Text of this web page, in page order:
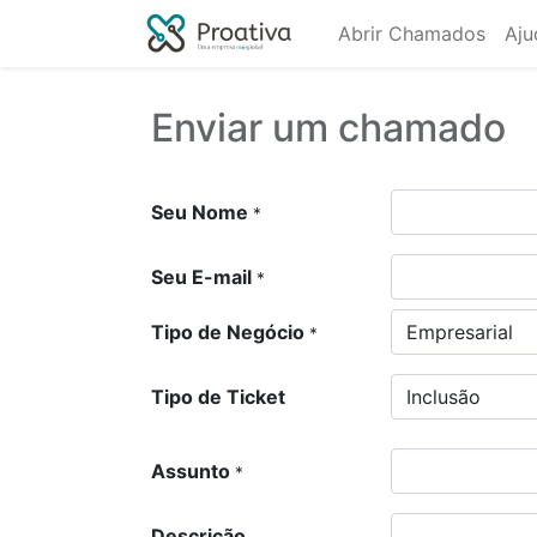
Abrir Chamados
Enviar um chamado
Seu Nome *
Seu E-mail *
Tipo de Negócio *
Tipo de Ticket
Assunto *